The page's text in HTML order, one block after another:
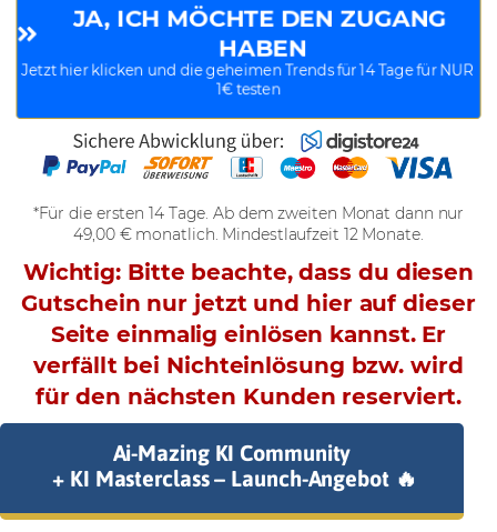
JA, ICH MÖCHTE DEN ZUGANG
HABEN
Jetzt hier klicken und die geheimen Trends für 14 Tage für NUR
1€ testen
*Für die ersten 14 Tage. Ab dem zweiten Monat dann nur
49,00 € monatlich. Mindestlaufzeit 12 Monate.
Wichtig: Bitte beachte, dass du diesen
Gutschein nur jetzt und hier auf dieser
Seite einmalig einlösen kannst. Er
verfällt bei Nichteinlösung bzw. wird
für den nächsten Kunden reserviert.
Ai-Mazing KI Community
+ KI Masterclass – Launch-Angebot 🔥